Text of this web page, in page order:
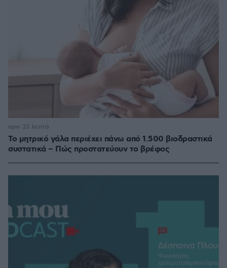
Το μητρικό γάλα περιέχει πάνω από 1.500 βιοδραστικά
συστατικά – Πώς προστατεύουν το βρέφος
πριν 33 λεπτά